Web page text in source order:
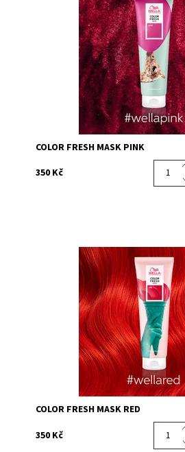
Maska Color Fresh Mask Pearl
produktem, který dodává a
tonalitu vlasů, díky přímo působícím
COLOR FRESH MASK PINK
350 Kč
Maska Color Fresh Mask Red je
který dodává a obnovuje vaši
díky přímo působícím pigmentům.
COLOR FRESH MASK RED
350 Kč